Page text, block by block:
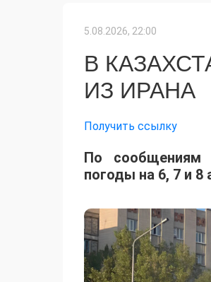
5.08.2026, 22:00
В
ИЗ ИРАНА
Получить ссылку
По сообщениям
погоды на 6, 7 и 8